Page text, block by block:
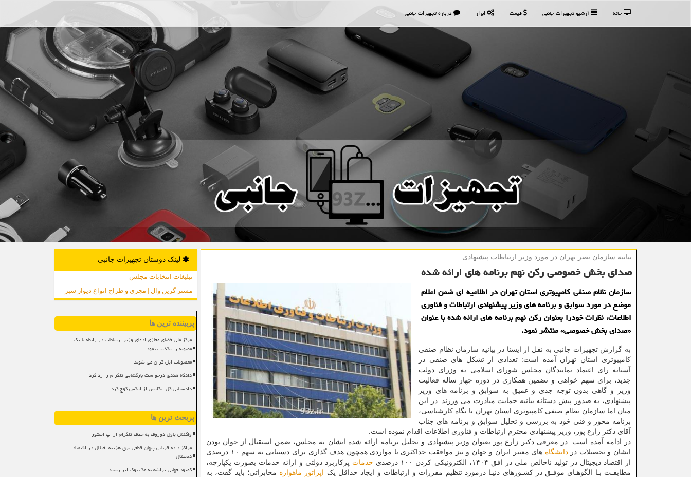
خانه آرشیو تجهیزات جانبی قیمت ابزار درباره تجهیزات جانبی
بیانیه سازمان نصر تهران در مورد وزیر ارتباطات پیشنهادی:
صدای بخش خصوصی رکن نهم برنامه های ارائه شده
سازمان نظام صنفی کامپیوتری استان تهران در اطلاعیه ای ضمن اعلام
موضع در مورد سوابق و برنامه های وزیر پیشنهادی ارتباطات و فناوری
اطلاعات، نظرات خودرا بعنوان رکن نهم برنامه های ارائه شده با عنوان
«صدای بخش خصوصی» منتشر نمود.
به گزارش تجهیزات جانبی به نقل از ایسنا در بیانیه سازمان نظام صنفی
کامپیوتری استان تهران آمده است: تعدادی از تشکل های صنفی در
آستانه رای اعتماد نمایندگان مجلس شورای اسلامی به وزرای دولت
جدید، برای سهم خواهی و تضمین همکاری در دوره چهار ساله فعالیت
وزیر و گاهی بدون توجه جدی و عمیق به سوابق و برنامه های وزیر
پیشنهادی، به صدور پیش دستانه بیانیه حمایت مبادرت می ورزند. در این
میان اما سازمان نظام صنفی کامپیوتری استان تهران با نگاه کارشناسی،
برنامه محور و فنی خود به بررسی و تحلیل سوابق و برنامه های جناب
آقای دکتر زارع پور، وزیر پیشنهادی محترم ارتباطات و فناوری اطلاعات اقدام نموده است.
در ادامه آمده است: در معرفی دکتر زارع پور بعنوان وزیر پیشنهادی و تحلیل برنامه ارائه شده ایشان به مجلس، ضمن استقبال از جوان بودن
ایشان و تحصیلات دردانشگاه
های معتبر ایران و جهان و نیز موافقت حداکثری با مواردی همچون هدف گذاری برای دستیابی به سهم ۱۰ درصدی
از اقتصاد دیجیتال در تولید ناخالص ملی در افق ۱۴۰۴، الکترونیکی کردن ۱۰۰ درصدی
خدمات پرکاربرد دولتی و ارائه خدمات بصورت یکپارچه،
مطابقـت بـا الگوهـای موفـق در کشـورهای دنیـا درمورد تنظیم مقررات و ارتباطات و ایجاد حداقل یک اپراتور ماهواره مخابراتی؛ باید گفت، به
لینک دوستان تجهیزات جانبی
تبلیغات انتخابات مجلس
مستر گرین وال | مجری و طراح انواع دیوار سبز
پربیننده ترین ها
مرکز ملی فضای مجازی ادعای وزیر ارتباطات در رابطه با یک
مصوبه را تکذیب نمود
محصولات اپل گران می شوند
دادگاه هندی درخواست بازگشایی تلگرام را رد کرد
دادستانی کل انگلیس از ایکس کوچ کرد
پربحث ترین ها
واکنش پاول دوروف به حذف تلگرام از اپ استور
مراکز داده قربانی پنهان قطعی برق هزینه اختلال در اقتصاد
دیجیتال
کمبود جهانی تراشه به مک بوک ایر رسید